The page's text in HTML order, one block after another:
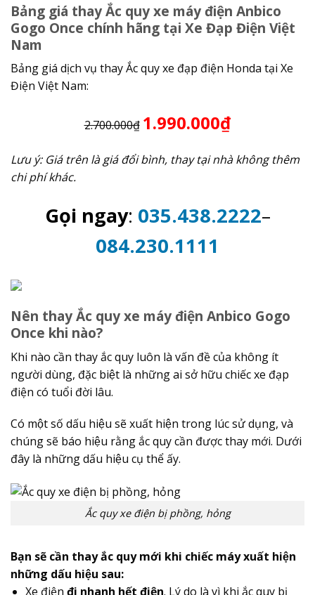
Bảng giá thay Ắc quy xe máy điện Anbico
Gogo Once chính hãng tại Xe Đạp Điện Việt
Nam
Bảng giá dịch vụ thay Ắc quy xe đạp điện Honda tại Xe
Điện Việt Nam:
2.700.000₫ 1.990.000₫
Lưu ý: Giá trên là giá đổi bình, thay tại nhà không thêm
chi phí khác.
Gọi ngay: 035.438.2222–
084.230.1111
Nên thay Ắc quy xe máy điện Anbico Gogo
Once khi nào?
Khi nào cần thay ắc quy luôn là vấn đề của không ít
người dùng, đặc biệt là những ai sở hữu chiếc xe đạp
điện có tuổi đời lâu.
Có một số dấu hiệu sẽ xuất hiện trong lúc sử dụng, và
chúng sẽ báo hiệu rằng ắc quy cần được thay mới. Dưới
đây là những dấu hiệu cụ thể ấy.
Ắc quy xe điện bị phồng, hỏng
Bạn sẽ cần thay ắc quy mới khi chiếc máy xuất hiện
những dấu hiệu sau:
Xe điện đi nhanh hết điện. Lý do là vì khi ắc quy bị